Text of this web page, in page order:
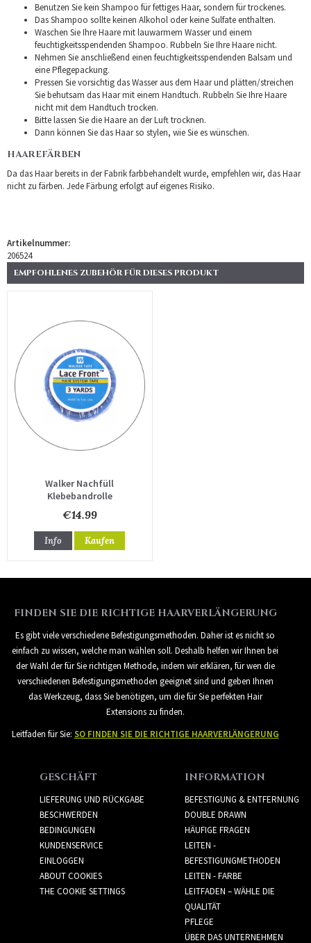
Benutzen Sie kein Shampoo für fettiges Haar, sondern für trockenes.
Das Shampoo sollte keinen Alkohol oder keine Sulfate enthalten.
Waschen Sie Ihre Haare mit lauwarmem Wasser und einem
feuchtigkeitsspendenden Shampoo. Rubbeln Sie Ihre Haare nicht.
Nehmen Sie anschließend einen feuchtigkeitsspendenden Balsam und
eine Pflegepackung.
Pressen Sie vorsichtig das Wasser aus dem Haar und plätten/streichen
Sie behutsam das Haar mit einem Handtuch. Rubbeln Sie Ihre Haare
nicht mit dem Handtuch trocken.
Bitte lassen Sie die Haare an der Luft trocknen.
Dann können Sie das Haar so stylen, wie Sie es wünschen.
HAAREFÄRBEN
Da das Haar bereits in der Fabrik farbbehandelt wurde, empfehlen wir, das Haar
nicht zu färben. Jede Färbung erfolgt auf eigenes Risiko.
Artikelnummer:
206524
EMPFOHLENES ZUBEHÖR FÜR DIESES PRODUKT
Walker Nachfüll
Klebebandrolle
€14.99
Info Kaufen
FINDEN SIE DIE RICHTIGE HAARVERLÄNGERUNG
Es gibt viele verschiedene Befestigungsmethoden. Daher ist es nicht so
einfach zu wissen, welche man wählen soll. Deshalb helfen wir Ihnen bei
der Wahl der für Sie richtigen Methode, indem wir erklären, für wen die
verschiedenen Befestigungsmethoden geeignet sind und geben Ihnen
das Werkzeug, dass Sie benötigen, um die für Sie perfekten Hair
Extensions zu finden.
Leitfaden für Sie: SO FINDEN SIE DIE RICHTIGE HAARVERLÄNGERUNG
GESCHÄFT
LIEFERUNG UND RÜCKGABE
BESCHWERDEN
BEDINGUNGEN
KUNDENSERVICE
EINLOGGEN
ABOUT COOKIES
THE COOKIE SETTINGS
INFORMATION
BEFESTIGUNG & ENTFERNUNG
DOUBLE DRAWN
HÄUFIGE FRAGEN
LEITEN -
BEFESTIGUNGMETHODEN
LEITEN - FARBE
LEITFADEN – WÄHLE DIE
QUALITÄT
PFLEGE
ÜBER DAS UNTERNEHMEN